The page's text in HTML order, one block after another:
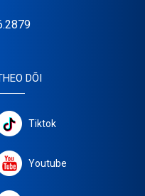
DÕI
Tiktok
Youtube